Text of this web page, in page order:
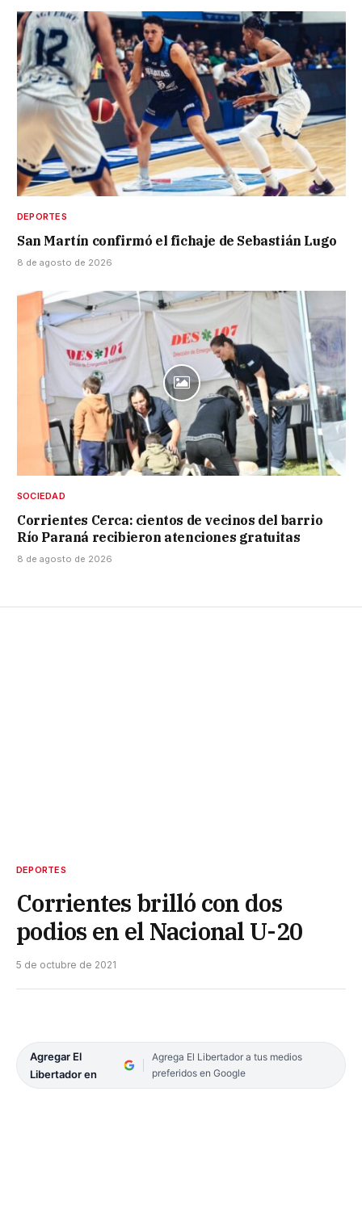
DEPORTES
San Martín confirmó el fichaje de Sebastián Lugo
8 de agosto de 2026
SOCIEDAD
Corrientes Cerca: cientos de vecinos del barrio
Río Paraná recibieron atenciones gratuitas
8 de agosto de 2026
DEPORTES
Corrientes brilló con dos
podios en el Nacional U-20
5 de octubre de 2021
Agregar El
Libertador en
Agrega El Libertador a tus medios
preferidos en Google